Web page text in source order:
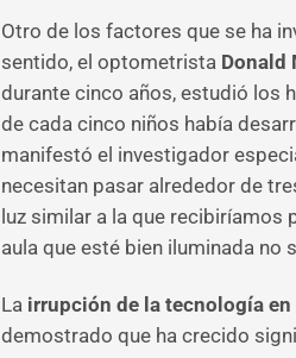
Otro de los factores que se ha
sentido, el optometrista Donald
durante cinco años, estudió los
de cada cinco niños había
manifestó el investigador
necesitan pasar alrededor de
luz similar a la que recibiríamos
aula que esté bien iluminada no
La irrupción de la tecnología
demostrado que ha crecido